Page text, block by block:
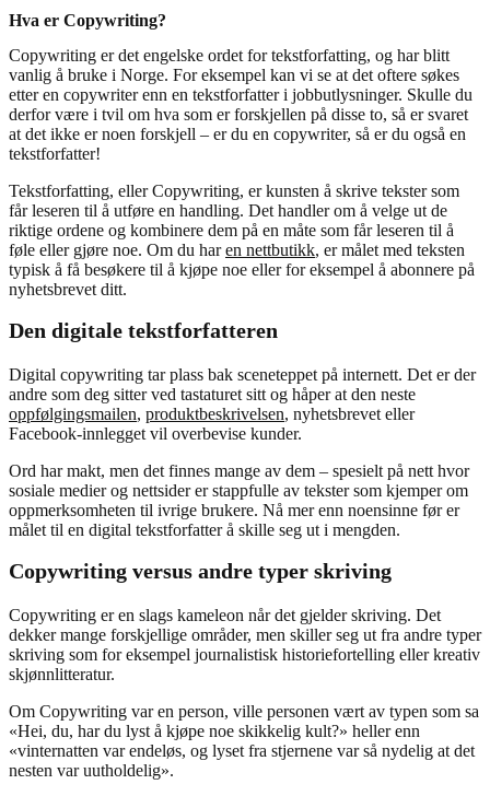
Hva er Copywriting?
Copywriting er det engelske ordet for tekstforfatting, og har blitt
vanlig å bruke i Norge. For eksempel kan vi se at det oftere søkes
etter en copywriter enn en tekstforfatter i jobbutlysninger. Skulle du
derfor være i tvil om hva som er forskjellen på disse to, så er svaret
at det ikke er noen forskjell – er du en copywriter, så er du også en
tekstforfatter!
Tekstforfatting, eller Copywriting, er kunsten å skrive tekster som
får leseren til å utføre en handling. Det handler om å velge ut de
riktige ordene og kombinere dem på en måte som får leseren til å
føle eller gjøre noe. Om du haren nettbutikk, er målet med teksten
typisk å få besøkere til å kjøpe noe eller for eksempel å abonnere på
nyhetsbrevet ditt.
Den digitale tekstforfatteren
Digital copywriting tar plass bak sceneteppet på internett. Det er der
andre som deg sitter ved tastaturet sitt og håper at den neste
oppfølgingsmailen, produktbeskrivelsen, nyhetsbrevet eller
Facebook-innlegget vil overbevise kunder.
Ord har makt, men det finnes mange av dem – spesielt på nett hvor
sosiale medier og nettsider er stappfulle av tekster som kjemper om
oppmerksomheten til ivrige brukere. Nå mer enn noensinne før er
målet til en digital tekstforfatter å skille seg ut i mengden.
Copywriting versus andre typer skriving
Copywriting er en slags kameleon når det gjelder skriving. Det
dekker mange forskjellige områder, men skiller seg ut fra andre typer
skriving som for eksempel journalistisk historiefortelling eller kreativ
skjønnlitteratur.
Om Copywriting var en person, ville personen vært av typen som sa
«Hei, du, har du lyst å kjøpe noe skikkelig kult?» heller enn
«vinternatten var endeløs, og lyset fra stjernene var så nydelig at det
nesten var uutholdelig».